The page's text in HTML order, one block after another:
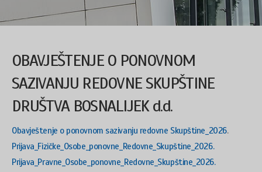
OBAVJEŠTENJE O PONOVNOM
SAZIVANJU REDOVNE SKUPŠTINE
DRUŠTVA BOSNALIJEK d.d.
Obavještenje o ponovnom sazivanju redovne Skupštine_2026.
Prijava_Fizičke_Osobe_ponovne_Redovne_Skupštine_2026.
Prijava_Pravne_Osobe_ponovne_Redovne_Skupštine_2026.